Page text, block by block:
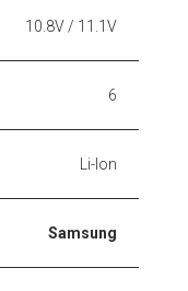
10.8V / 11.1V
6
Li-Ion
Samsung